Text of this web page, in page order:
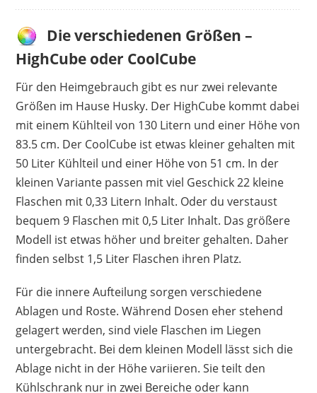
Die verschiedenen Größen –
HighCube oder CoolCube
Für den Heimgebrauch gibt es nur zwei relevante
Größen im Hause Husky. Der HighCube kommt dabei
mit einem Kühlteil von 130 Litern und einer Höhe von
83.5 cm. Der CoolCube ist etwas kleiner gehalten mit
50 Liter Kühlteil und einer Höhe von 51 cm. In der
kleinen Variante passen mit viel Geschick 22 kleine
Flaschen mit 0,33 Litern Inhalt. Oder du verstaust
bequem 9 Flaschen mit 0,5 Liter Inhalt. Das größere
Modell ist etwas höher und breiter gehalten. Daher
finden selbst 1,5 Liter Flaschen ihren Platz.
Für die innere Aufteilung sorgen verschiedene
Ablagen und Roste. Während Dosen eher stehend
gelagert werden, sind viele Flaschen im Liegen
untergebracht. Bei dem kleinen Modell lässt sich die
Ablage nicht in der Höhe variieren. Sie teilt den
Kühlschrank nur in zwei Bereiche oder kann